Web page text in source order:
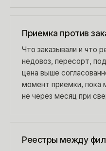
Приемка против
Что заказывали и что
недовоз, пересорт,
цена выше
момент приемки, пока
не через месяц при
Реестры между